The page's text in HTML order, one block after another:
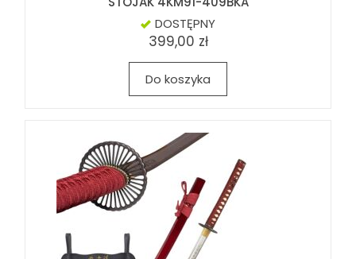
DOSTĘPNY
399,00 zł
Do koszyka